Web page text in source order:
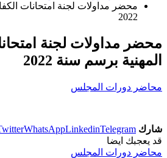
محضر مداولات لجنة امتحانات
2022
محضر مداولات لجنة
المهنية برسم سنة 2022
محاضر دورات المجلس
شارك WhatsAppLinkedinTelegram
قد يعجبك ايضا
محاضر دورات المجلس